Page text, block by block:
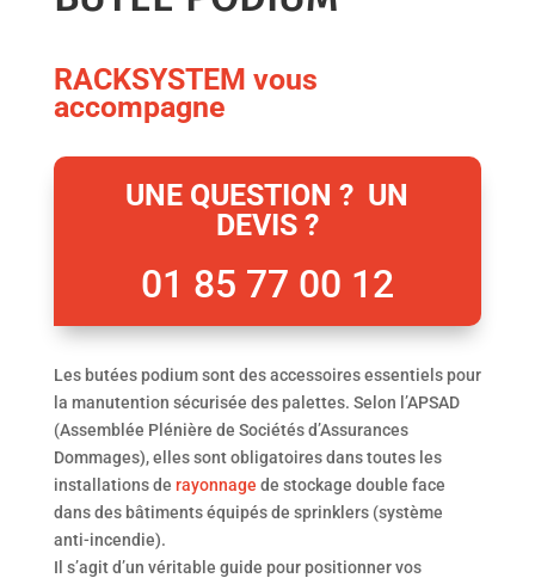
RACKSYSTEM vous
accompagne
UNE QUESTION ? UN
DEVIS ?
01 85 77 00 12
Les butées podium sont des accessoires essentiels pour
la manutention sécurisée des palettes. Selon l’APSAD
(Assemblée Plénière de Sociétés d’Assurances
Dommages), elles sont obligatoires dans toutes les
installations de rayonnage de stockage double face
dans des bâtiments équipés de sprinklers (système
anti-incendie).
Il s’agit d’un véritable guide pour positionner vos